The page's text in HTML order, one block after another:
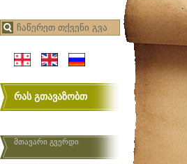
რას გთავაზობთ
მთავარი გვერდი